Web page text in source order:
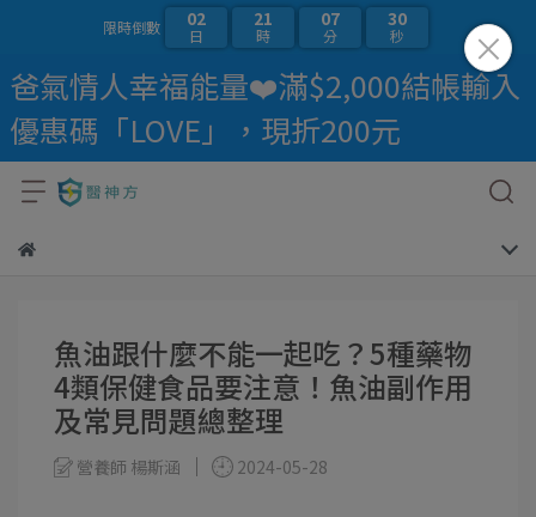
限時倒數 02
日
21
時
07
分
29
秒
爸氣情人幸福能量❤️滿$2,000結帳輸入
優惠碼「LOVE」，現折200元
魚油跟什麼不能一起吃？5種藥物
4類保健食品要注意！魚油副作用
及常見問題總整理
營養師 楊斯涵 2024-05-28